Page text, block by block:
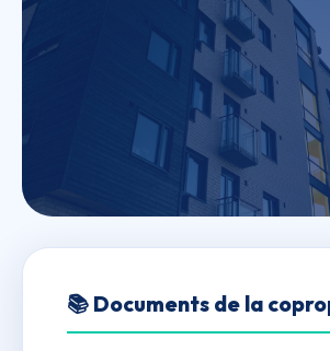
DBL - 19 mars 1962
📚 Documents de la